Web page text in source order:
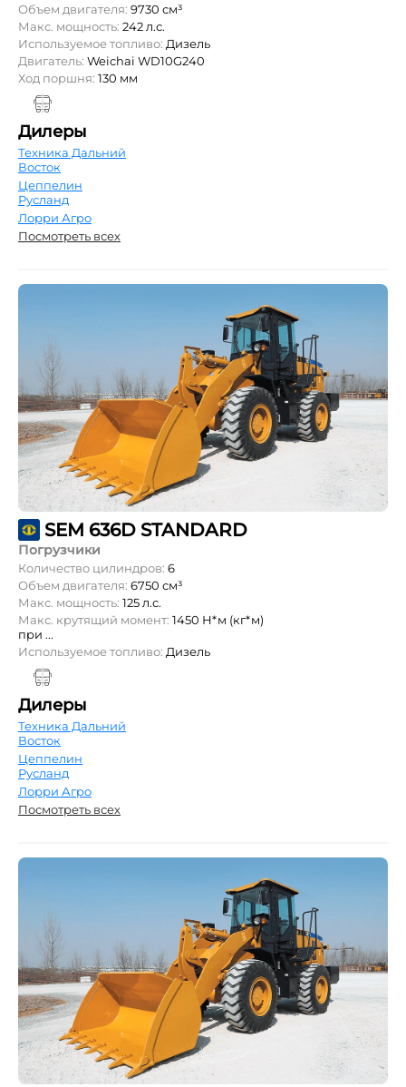
Объем двигателя: 9730 см³
Макс. мощность: 242 л.с.
Используемое топливо: Дизель
Двигатель: Weichai WD10G240
Ход поршня: 130 мм
Дилеры
Техника Дальний
Восток
Цеппелин
Русланд
Лорри Агро
Посмотреть всех
SEM 636D STANDARD
Погрузчики
Количество цилиндров: 6
Объем двигателя: 6750 см³
Макс. мощность: 125 л.с.
Макс. крутящий момент: 1450 Н*м (кг*м)
при ...
Используемое топливо: Дизель
Дилеры
Техника Дальний
Восток
Цеппелин
Русланд
Лорри Агро
Посмотреть всех